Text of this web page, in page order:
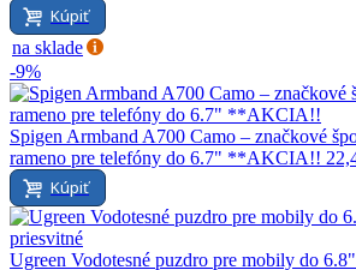
Kúpiť
na sklade
-9%
Spigen Armband A700 Camo – značkové
rameno pre telefóny do 6.7" **AKCIA!!
Kúpiť
Ugreen Vodotesné puzdro pre mobily do